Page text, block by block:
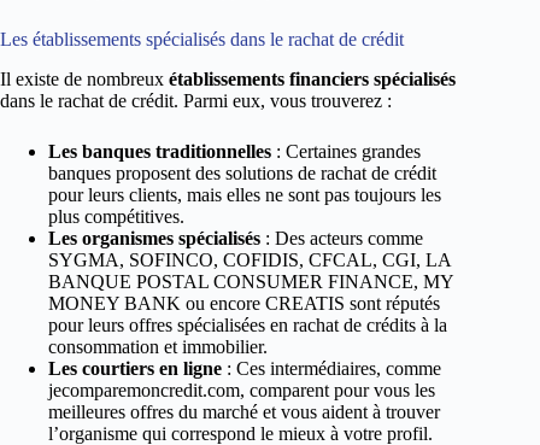
Les établissements spécialisés dans le rachat de crédit
Il existe de nombreux établissements financiers spécialisés
dans le rachat de crédit. Parmi eux, vous trouverez :
Les banques traditionnelles : Certaines grandes
banques proposent des solutions de rachat de crédit
pour leurs clients, mais elles ne sont pas toujours les
plus compétitives.
Les organismes spécialisés : Des acteurs comme
SYGMA, SOFINCO, COFIDIS, CFCAL, CGI, LA
BANQUE POSTAL CONSUMER FINANCE, MY
MONEY BANK ou encore CREATIS sont réputés
pour leurs offres spécialisées en rachat de crédits à la
consommation et immobilier.
Les courtiers en ligne : Ces intermédiaires, comme
jecomparemoncredit.com, comparent pour vous les
meilleures offres du marché et vous aident à trouver
l’organisme qui correspond le mieux à votre profil.